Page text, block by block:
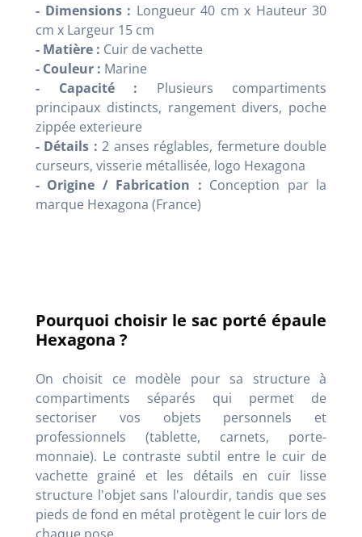
- Dimensions : Longueur 40 cm x Hauteur 30
cm x Largeur 15 cm
- Matière : Cuir de vachette
- Couleur : Marine
- Capacité : Plusieurs compartiments
principaux distincts, rangement divers, poche
zippée exterieure
- Détails : 2 anses réglables, fermeture double
curseurs, visserie métallisée, logo Hexagona
- Origine / Fabrication : Conception par la
marque Hexagona (France)
Pourquoi choisir le sac porté épaule
Hexagona ?
On choisit ce modèle pour sa structure à
compartiments séparés qui permet de
sectoriser vos objets personnels et
professionnels (tablette, carnets, porte-
monnaie). Le contraste subtil entre le cuir de
vachette grainé et les détails en cuir lisse
structure l'objet sans l'alourdir, tandis que ses
pieds de fond en métal protègent le cuir lors de